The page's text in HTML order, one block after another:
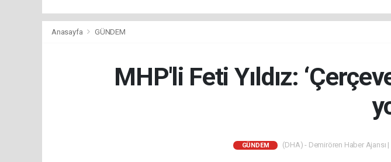
Anasayfa GÜNDEM
MHP'li Feti Yıldız:
GÜNDEM (DHA) - Demirören Haber Ajansı